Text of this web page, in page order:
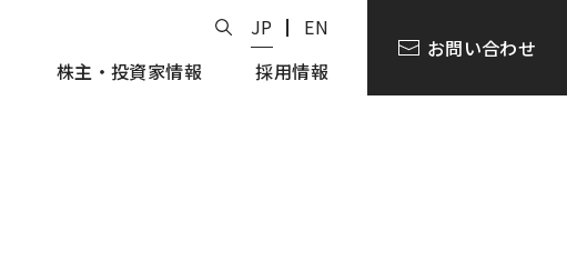
JP EN
お問い合わせ
株主・投資家情報 採用情報